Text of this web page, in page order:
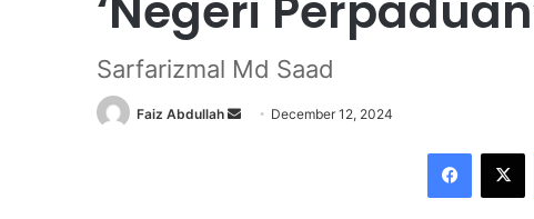
Sarfarizmal Md Saad
Faiz Abdullah December 12, 2024